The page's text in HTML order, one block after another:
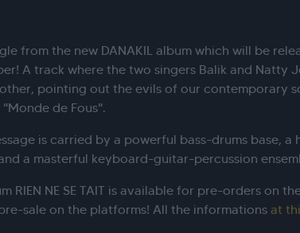
from the new DANAKIL album which will be
A track where the two singers Balik and Natty
pointing out the evils of our contemporary
de Fous".
is carried by a powerful bass-drums base, a
a masterful keyboard-guitar-percussion
RIEN NE SE TAIT is available for pre-orders on
sale on the platforms! All the informations at